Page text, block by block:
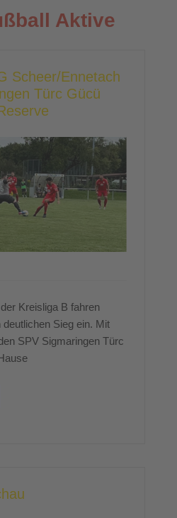
Aktive
Scheer/Ennetach
Türc Gücü
Kreisliga B fahren
Sieg ein. Mit
SPV Sigmaringen Türc